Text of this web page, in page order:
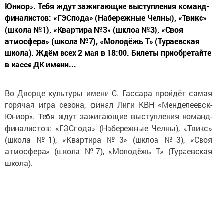
Юниор». Тебя ждут зажигающие выступления команд-
финалистов: «ГЭСпода» (Набережные Челны), «Твикс»
(школа №1), «Квартира №3» (шклоа №3), «Своя
атмосфера» (школа №7), «Молодёжь Т» (Тураевская
школа). Ждём всех 2 мая в 18:00. Билеты приобретайте
в кассе ДК имени...
Во Дворце культуры имени С. Гассара пройдёт самая
горячая игра сезона, финал Лиги КВН «Менделеевск-
Юниор». Тебя ждут зажигающие выступления команд-
финалистов: «ГЭСпода» (Набережные Челны), «Твикс»
(школа №1), «Квартира №3» (шклоа №3), «Своя
атмосфера» (школа №7), «Молодёжь Т» (Тураевская
школа).